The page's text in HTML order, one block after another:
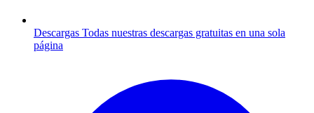
Descargas Todas nuestras descargas gratuitas en una sola
página